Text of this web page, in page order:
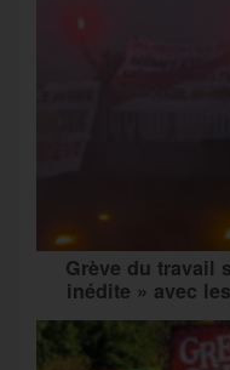
Grève du travail
inédite » avec